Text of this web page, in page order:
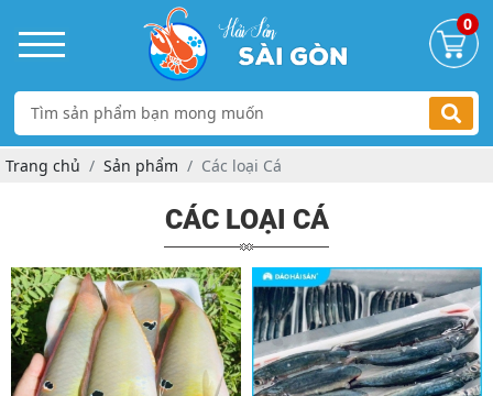
0
Trang chủ Sản phẩm Các loại Cá
CÁC LOẠI CÁ